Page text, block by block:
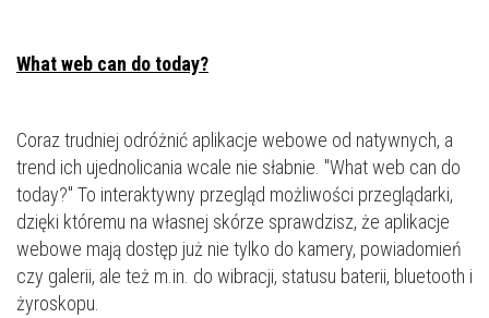
What web can do today?
Coraz trudniej odróżnić aplikacje webowe od natywnych, a
trend ich ujednolicania wcale nie słabnie. "What web can do
today?" To interaktywny przegląd możliwości przeglądarki,
dzięki któremu na własnej skórze sprawdzisz, że aplikacje
webowe mają dostęp już nie tylko do kamery, powiadomień
czy galerii, ale też m.in. do wibracji, statusu baterii, bluetooth i
żyroskopu.